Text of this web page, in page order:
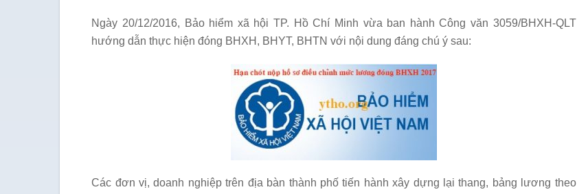
Ngày 20/12/2016, Bảo hiểm xã hội TP. Hồ Chí Minh vừa ban hành Công văn 3059/BHXH-QLT
hướng dẫn thực hiện đóng BHXH, BHYT, BHTN với nội dung đáng chú ý sau:
Các đơn vị, doanh nghiệp trên địa bàn thành phố tiến hành xây dựng lại thang, bảng lương theo